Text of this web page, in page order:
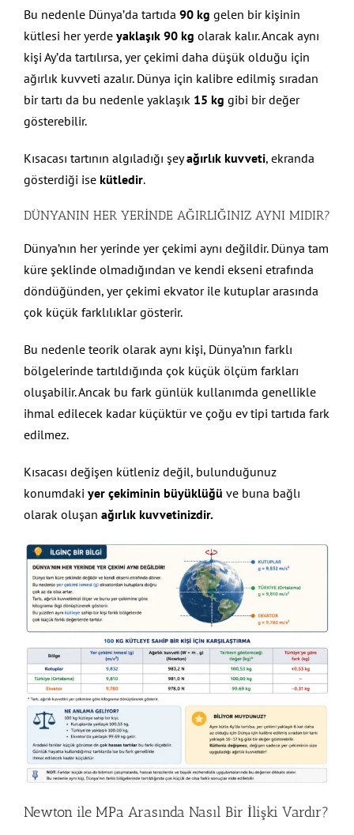
Bu nedenle Dünya’da tartıda 90 kg gelen bir kişinin
kütlesi her yerde yaklaşık 90 kg olarak kalır. Ancak aynı
kişi Ay’da tartılırsa, yer çekimi daha düşük olduğu için
ağırlık kuvveti azalır. Dünya için kalibre edilmiş sıradan
bir tartı da bu nedenle yaklaşık 15 kg gibi bir değer
gösterebilir.
Kısacası tartının algıladığı şeyağırlık kuvveti, ekranda
gösterdiği ise kütledir.
DÜNYANIN HER YERİNDE AĞIRLIĞINIZ AYNI MIDIR?
Dünya’nın her yerinde yer çekimi aynı değildir. Dünya tam
küre şeklinde olmadığından ve kendi ekseni etrafında
döndüğünden, yer çekimi ekvator ile kutuplar arasında
çok küçük farklılıklar gösterir.
Bu nedenle teorik olarak aynı kişi, Dünya’nın farklı
bölgelerinde tartıldığında çok küçük ölçüm farkları
oluşabilir. Ancak bu fark günlük kullanımda genellikle
ihmal edilecek kadar küçüktür ve çoğu ev tipi tartıda fark
edilmez.
Kısacası değişen kütleniz değil, bulunduğunuz
konumdaki yer çekiminin büyüklüğü ve buna bağlı
olarak oluşan ağırlık kuvvetinizdir.
Newton ile MPa Arasında Nasıl Bir İlişki Vardır?